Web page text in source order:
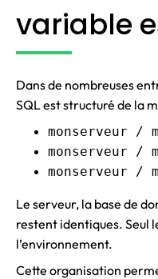
variable
Dans de nombreuses
SQL est structuré de la
monserveur /
monserveur /
monserveur /
Le serveur, la base de
restent identiques. Seul
l’environnement.
Cette organisation